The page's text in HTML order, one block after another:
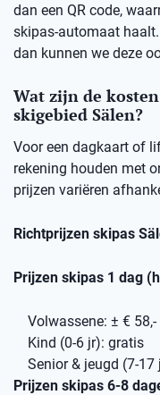
dan een QR code,
skipas-automaat
dan kunnen we deze
Wat zijn de
skigebied Sälen?
Voor een dagkaart of
rekening houden met
prijzen variëren
Richtprijzen skipas
Prijzen skipas 1 dag
Volwassene: ± € 58,-
Kind (0-6 jr): gratis
Senior & jeugd (7-17
Prijzen skipas 6-8